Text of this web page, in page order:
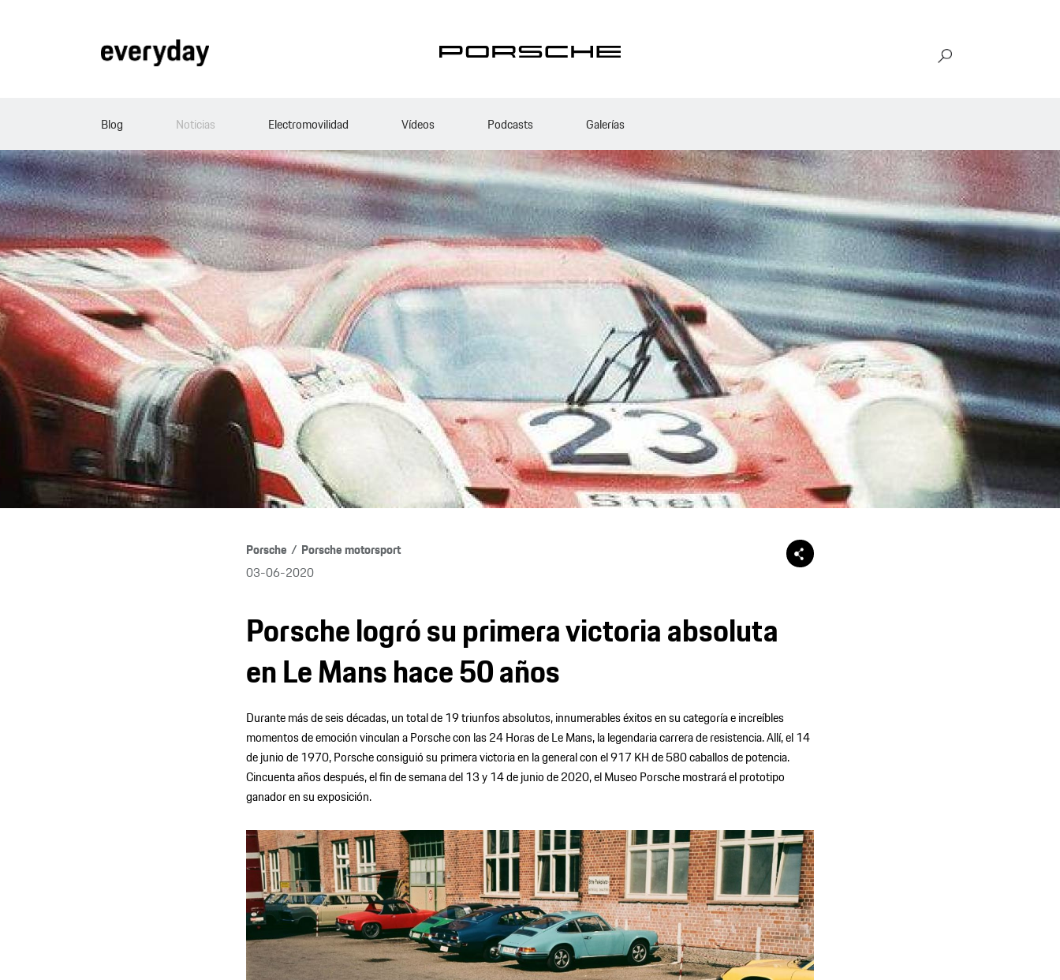
Blog Noticias Electromovilidad Vídeos Podcasts Galerías
Porsche
Porsche motorsport
03-06-2020
Porsche logró su primera victoria absoluta
en Le Mans hace 50 años
Durante más de seis décadas, un total de 19 triunfos absolutos, innumerables éxitos en su categoría e increíbles
momentos de emoción vinculan a Porsche con las 24 Horas de Le Mans, la legendaria carrera de resistencia. Allí, el 14
de junio de 1970, Porsche consiguió su primera victoria en la general con el 917 KH de 580 caballos de potencia.
Cincuenta años después, el fin de semana del 13 y 14 de junio de 2020, el Museo Porsche mostrará el prototipo
ganador en su exposición.